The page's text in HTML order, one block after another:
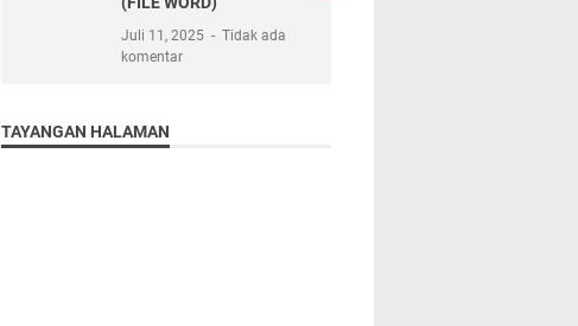
Juli 11, 2025
Tidak ada
komentar
TAYANGAN HALAMAN